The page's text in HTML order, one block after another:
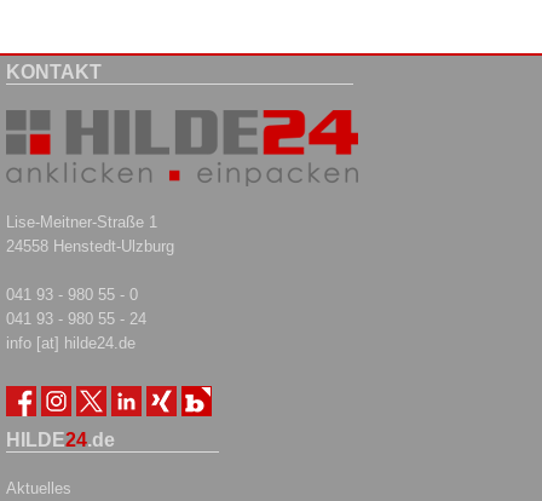
KONTAKT
Lise-Meitner-Straße 1
24558 Henstedt-Ulzburg
041 93 - 980 55 - 0
041 93 - 980 55 - 24
info [at] hilde24.de
HILDE24.de
Aktuelles